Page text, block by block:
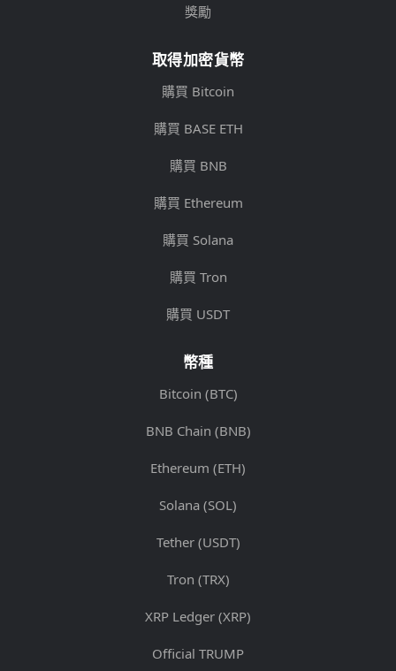
獎勵
取得加密貨幣
購買 Bitcoin
購買 BASE ETH
購買 BNB
購買 Ethereum
購買 Solana
購買 Tron
購買 USDT
幣種
Bitcoin (BTC)
BNB Chain (BNB)
Ethereum (ETH)
Solana (SOL)
Tether (USDT)
Tron (TRX)
XRP Ledger (XRP)
Official TRUMP